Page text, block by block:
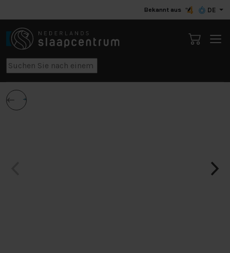
Bekannt aus DE